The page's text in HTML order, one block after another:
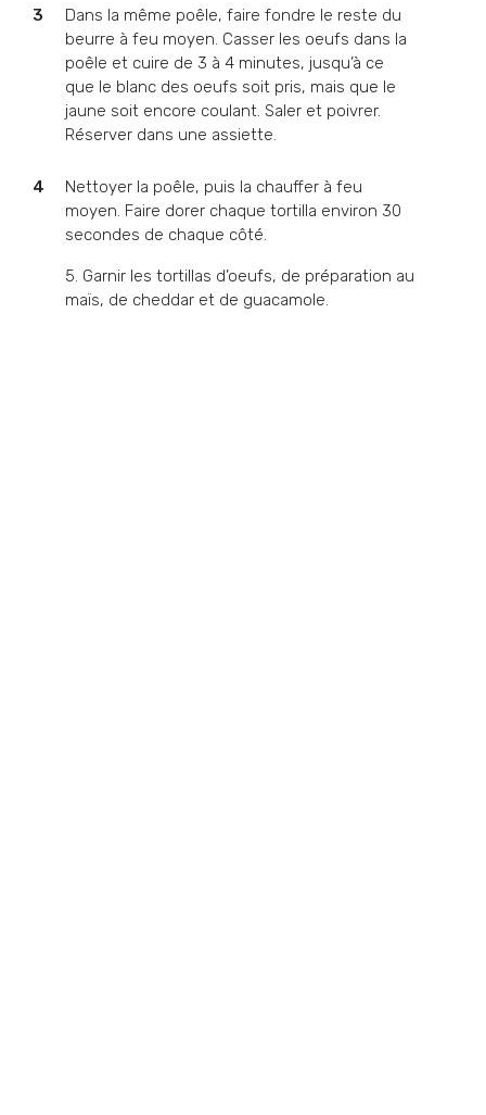
Dans la même poêle, faire fondre le reste du
beurre à feu moyen. Casser les oeufs dans la
poêle et cuire de 3 à 4 minutes, jusqu’à ce
que le blanc des oeufs soit pris, mais que le
jaune soit encore coulant. Saler et poivrer.
Réserver dans une assiette.
Nettoyer la poêle, puis la chauffer à feu
moyen. Faire dorer chaque tortilla environ 30
secondes de chaque côté.
5. Garnir les tortillas d’oeufs, de préparation au
maïs, de cheddar et de guacamole.